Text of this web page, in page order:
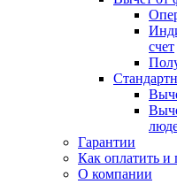
счет
Гарантии
Как оплатить и
О компании